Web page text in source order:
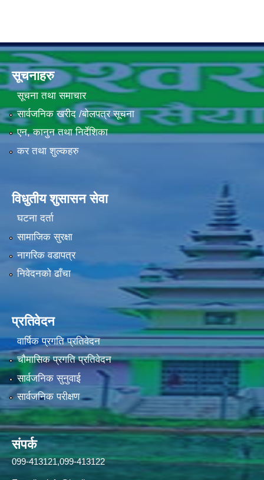
सूचनाहरु
सूचना तथा समाचार
सार्वजनिक खरीद /बोलपत्र सूचना
एन, कानुन तथा निर्देशिका
कर तथा शुल्कहरु
विधुतीय शुसासन सेवा
घटना दर्ता
सामाजिक सुरक्षा
नागरिक वडापत्र
निवेदनको ढाँचा
प्रतिवेदन
वार्षिक प्रगति प्रतिवेदन
चौमासिक प्रगति प्रतिवेदन
सार्वजनिक सुनुवाई
सार्वजनिक परीक्षण
संपर्क
099-413121,099-413122